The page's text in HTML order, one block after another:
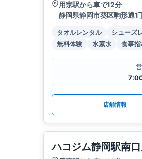
用宗駅から車で12分
静岡県静岡市葵区駒形通
タオルレンタル シューズ
無料体験
水素水 食事指
店舗情報
ハコジム静岡駅南